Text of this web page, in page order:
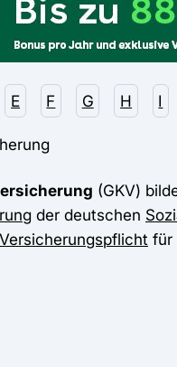
E F G H I
(GKV)
der deutschen
Versicherungspflicht für